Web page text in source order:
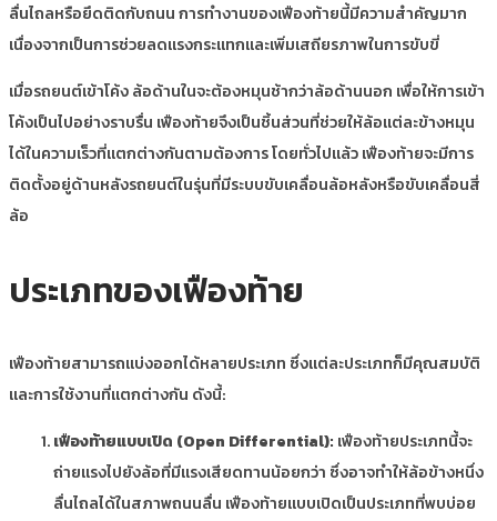
ลื่นไถลหรือยึดติดกับถนน การทำงานของเฟืองท้ายนี้มีความสำคัญมาก
เนื่องจากเป็นการช่วยลดแรงกระแทกและเพิ่มเสถียรภาพในการขับขี่
เมื่อรถยนต์เข้าโค้ง ล้อด้านในจะต้องหมุนช้ากว่าล้อด้านนอก เพื่อให้การเข้า
โค้งเป็นไปอย่างราบรื่น เฟืองท้ายจึงเป็นชิ้นส่วนที่ช่วยให้ล้อแต่ละข้างหมุน
ได้ในความเร็วที่แตกต่างกันตามต้องการ โดยทั่วไปแล้ว เฟืองท้ายจะมีการ
ติดตั้งอยู่ด้านหลังรถยนต์ในรุ่นที่มีระบบขับเคลื่อนล้อหลังหรือขับเคลื่อนสี่
ล้อ
ประเภทของเฟืองท้าย
เฟืองท้ายสามารถแบ่งออกได้หลายประเภท ซึ่งแต่ละประเภทก็มีคุณสมบัติ
และการใช้งานที่แตกต่างกัน ดังนี้:
เฟืองท้ายแบบเปิด (Open Differential): เฟืองท้ายประเภทนี้จะ
ถ่ายแรงไปยังล้อที่มีแรงเสียดทานน้อยกว่า ซึ่งอาจทำให้ล้อข้างหนึ่ง
ลื่นไถลได้ในสภาพถนนลื่น เฟืองท้ายแบบเปิดเป็นประเภทที่พบบ่อย